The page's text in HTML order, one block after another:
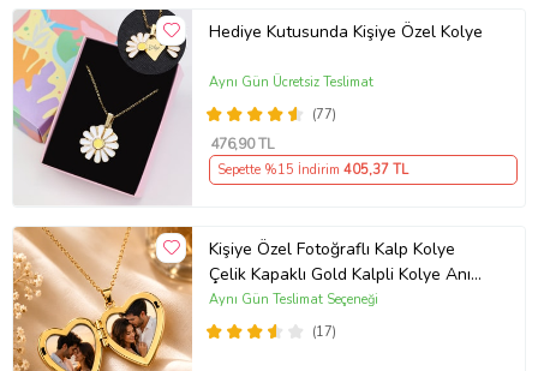
Hediye Kutusunda Kişiye Özel Kolye
(77)
Aynı Gün Ücretsiz Teslimat
476,90 TL
Sepette %15 İndirim 405,37 TL
Kişiye Özel Fotoğraflı Kalp Kolye
Çelik Kapaklı Gold Kalpli Kolye Anı
Kolyesi Kalp Kolye Resimli Kolye –
Açılır Kapaklı Romantik Gold
(17)
Aynı Gün Teslimat Seçeneği